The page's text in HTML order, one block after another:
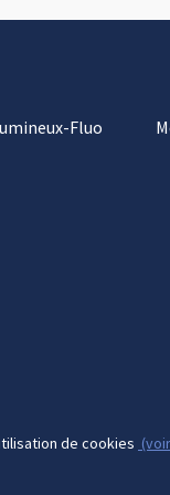
Fluo
de cookies